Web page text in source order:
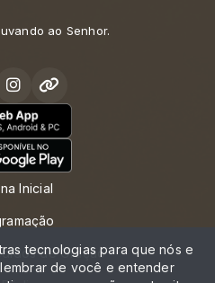
ao Senhor.
Inicial
de Oração
tecnologias para que nós e
de você e entender